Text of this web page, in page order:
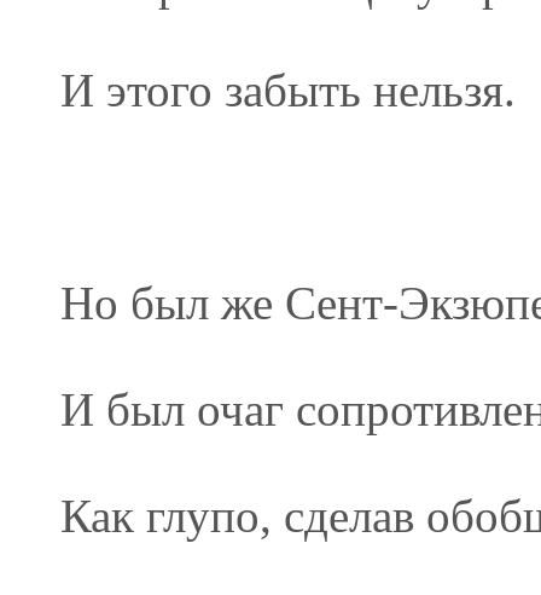
И этого забыть нельзя.
Но был же Сент-
И был очаг
Как глупо, сделав